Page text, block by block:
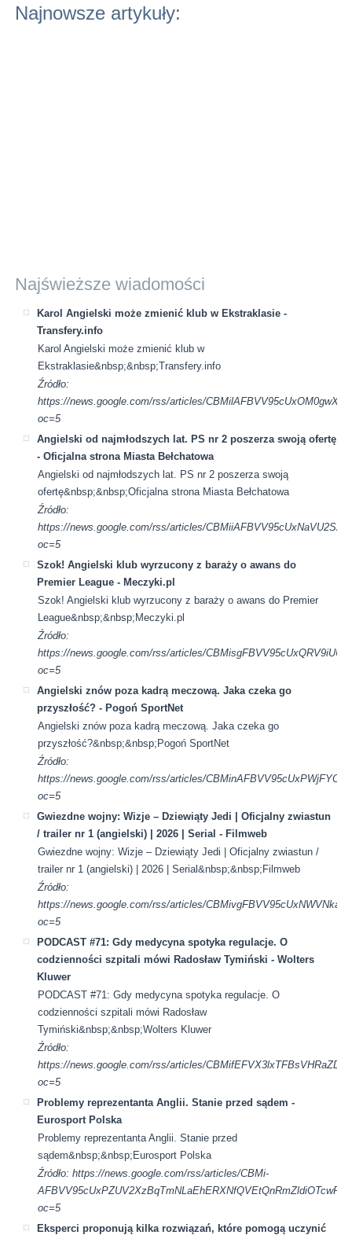
Najnowsze artykuły:
Najświeższe wiadomości
Karol Angielski może zmienić klub w Ekstraklasie -
Transfery.info
Karol Angielski może zmienić klub w
Ekstraklasie&nbsp;&nbsp;Transfery.info
Źródło:
https://news.google.com/rss/articles/
oc=5
Angielski od najmłodszych lat. PS nr 2 poszerza swoją ofertę
- Oficjalna strona Miasta Bełchatowa
Angielski od najmłodszych lat. PS nr 2 poszerza swoją
ofertę&nbsp;&nbsp;Oficjalna strona Miasta Bełchatowa
Źródło:
https://news.google.com/rss/articles/
oc=5
Szok! Angielski klub wyrzucony z baraży o awans do
Premier League - Meczyki.pl
Szok! Angielski klub wyrzucony z baraży o awans do Premier
League&nbsp;&nbsp;Meczyki.pl
Źródło:
https://news.google.com/rss/articles/
oc=5
Angielski znów poza kadrą meczową. Jaka czeka go
przyszłość? - Pogoń SportNet
Angielski znów poza kadrą meczową. Jaka czeka go
przyszłość?&nbsp;&nbsp;Pogoń SportNet
Źródło:
https://news.google.com/rss/articles/
oc=5
Gwiezdne wojny: Wizje – Dziewiąty Jedi | Oficjalny zwiastun
/ trailer nr 1 (angielski) | 2026 | Serial - Filmweb
Gwiezdne wojny: Wizje – Dziewiąty Jedi | Oficjalny zwiastun /
trailer nr 1 (angielski) | 2026 | Serial&nbsp;&nbsp;Filmweb
Źródło:
https://news.google.com/rss/articles/
oc=5
PODCAST #71: Gdy medycyna spotyka regulacje. O
codzienności szpitali mówi Radosław Tymiński - Wolters
Kluwer
PODCAST #71: Gdy medycyna spotyka regulacje. O
codzienności szpitali mówi Radosław
Tymiński&nbsp;&nbsp;Wolters Kluwer
Źródło:
https://news.google.com/rss/articles/
oc=5
Problemy reprezentanta Anglii. Stanie przed sądem -
Eurosport Polska
Problemy reprezentanta Anglii. Stanie przed
sądem&nbsp;&nbsp;Eurosport Polska
Źródło: https://news.google.com/rss/articles/CBMi-
oc=5
Eksperci proponują kilka rozwiązań, które pomogą uczynić